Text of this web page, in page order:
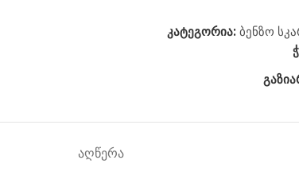
კატეგორია: ბენზო
ᲐᲦᲬᲔᲠᲐ